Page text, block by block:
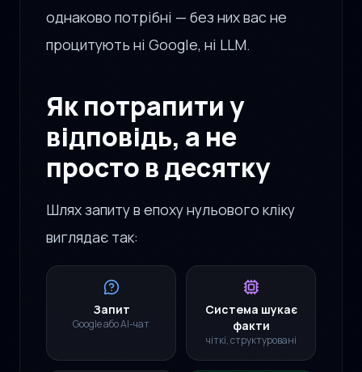
однаково потрібні — без них вас не
процитують ні Google, ні LLM.
Як потрапити у
відповідь, а не
просто в десятку
Шлях запиту в епоху нульового кліку
виглядає так:
Запит
Google або AI-чат
Система шукає
факти
чіткі, структуровані